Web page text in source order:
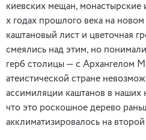
киевских мещан, монастырские
х годах прошлого века на
каштановый лист и цветочная
смеялись над этим, но
герб столицы — с Архангелом
атеистической стране
ассимиляции каштанов в наших
что это роскошное дерево
акклиматизировалось на